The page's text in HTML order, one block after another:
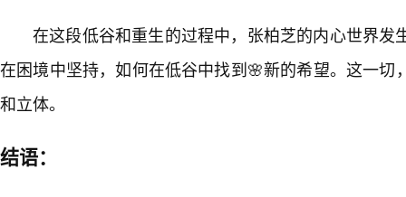
在这段低谷和重生的过程中，张柏芝的内心世界发
在困境中坚持，如何在低谷中找到🌸新的希望。这一切
和立体。
结语：